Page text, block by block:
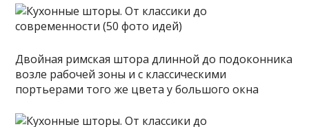
Двойная римская штора длинной до подоконника
возле рабочей зоны и с классическими
портьерами того же цвета у большого окна